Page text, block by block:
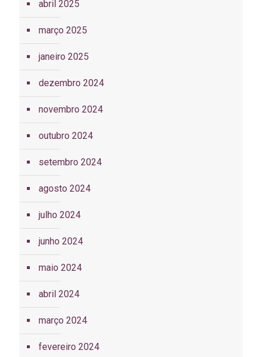
abril 2025
março 2025
janeiro 2025
dezembro 2024
novembro 2024
outubro 2024
setembro 2024
agosto 2024
julho 2024
junho 2024
maio 2024
abril 2024
março 2024
fevereiro 2024